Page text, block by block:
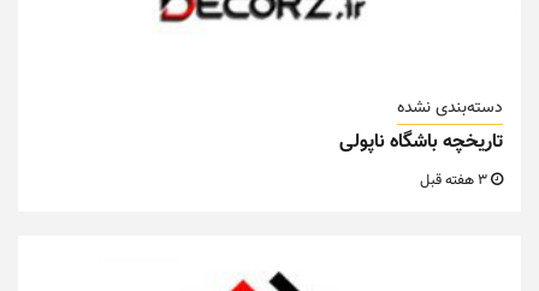
دسته‌بندی نشده
تاریخچه باشگاه ناپولی